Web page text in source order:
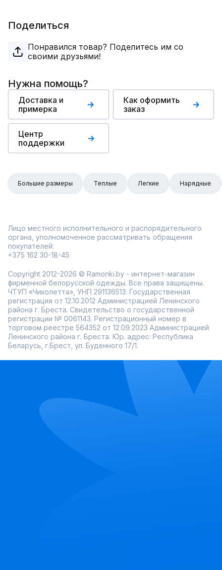
Поделиться
Понравился товар? Поделитесь им со
своими друзьями!
Нужна помощь?
Доставка и
примерка
Как оформить
заказ
Центр
поддержки
Большие размеры Теплые Легкие Нарядные
Лицо местного исполнительного и распорядительного
органа, уполномоченное рассматривать обращения
покупателей:
+375 162 30-18-45
Copyright 2012-2026 © Ramonki.by - интернет-магазин
фирменной белорусской одежды. Все права защищены.
ЧТУП «Чиколетта», УНП 291136513. Государственная
регистрация от 12.10.2012 Администрацией Ленинского
района г. Бреста. Свидетельство о государственной
регистрации № 0061143. Регистрационный номер в
торговом реестре 564352 от 12.09.2023 Администрацией
Ленинского района г. Бреста. Юр. адрес: Республика
Беларусь, г.Брест, ул. Буденного 17/1.